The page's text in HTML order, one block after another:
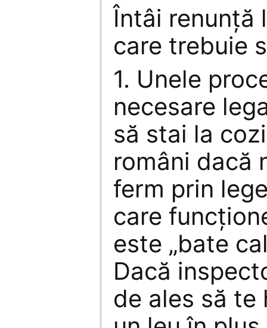
Întâi renunţă
care trebuie
1. Unele
necesare
să stai la
români dacă
ferm prin
care
este „bate
Dacă
de ales să